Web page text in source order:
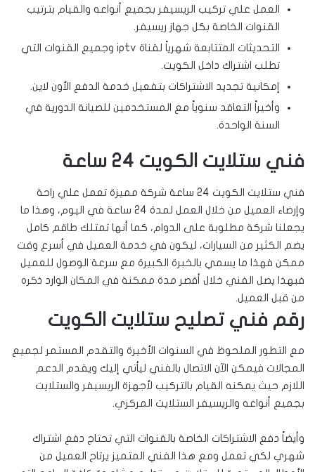
العمل علي تركيب الريسيفر بجميع أنواعه والقيام بترتيب
القنوات الخاصة بكل جهاز ريسيفر.
التحديثات المتتابعة شهرياً لقناة iptv وجميع القنوات التي
تطلب اشتراك داخل الكويت.
إمكانية تجديد الاشتراكات بتفعيل خدمة الدفع الأون لاين.
وأخيراً التعاقد سنوياً مع المستخدمين للصيانة الدورية في
السنة الواحدة.
فني ستلايت الكويت 24 ساعة
فني ستلايت الكويت 24 ساعة شركة مميزة تعمل علي راحة
وإرضاء العميل من خلال العمل لمدة 24 ساعة في اليوم، وهذا ما
يجعلنا شركة مطلوبة على الدوام، كما أنها تمتلك طاقم كامل
يضم الكثير من السيارات، ليكون في خدمة العميل في أسرع وقت
ممكن فهذا ما يسمي بالخبرة الكبيرة مع سرعة الوصول للعميل
فبهذا يصل الفني خلال أقصر مدة ممكنة في المكان الوارد ذكره
من قبل العميل.
رقم فني تصليح ستلايت الكويت
مع التطور الملحوظ في السنوات الأخيرة والتقدم المستمر لجميع
المجالات فيمكن الآن الاتصال بالفني ليأتي إليك ويقدم الدعم
اللازم حيث يمكنه القيام بالتركيب لأجهزة الريسيفر والستلايت
بجميع أنواعه والريسيفر الستلايت المركزي.
وأيضاً دفع الاشتراكات الخاصة بالقنوات التي تحتاج دفع اشتراك
شهري لكي تعمل ومع هذا الفني المتميز يرتاح العميل من